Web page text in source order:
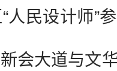
民设计师”
会大道与文